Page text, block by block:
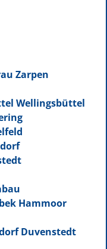
Zarpen
Wellingsbüttel
Hammoor
Duvenstedt